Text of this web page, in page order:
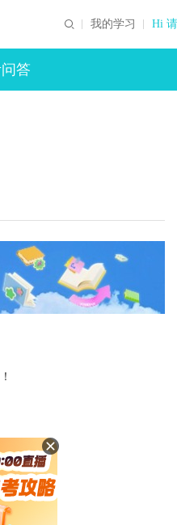
我的学习 Hi
答